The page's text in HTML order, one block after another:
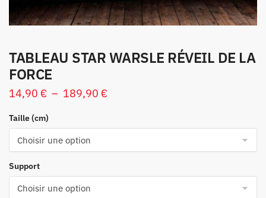
TABLEAU STAR WARSLE RÉVEIL DE LA
FORCE
14,90 € – 189,90 €
Taille (cm)
Support